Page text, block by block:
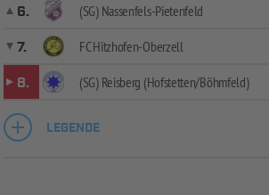
6.
(SG) Nassenfels-Pietenfeld
7.
FC Hitzhofen-Oberzell
8.
(SG) Reisberg (Hofstetten/Böhmfeld)
LEGENDE